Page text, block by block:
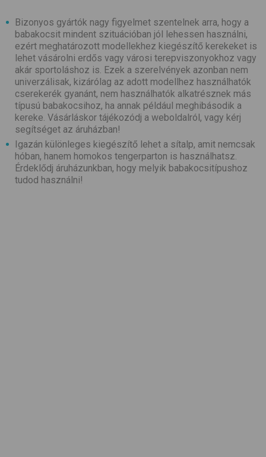
Bizonyos gyártók nagy figyelmet szentelnek arra, hogy a
babakocsit mindent szituációban jól lehessen használni,
ezért meghatározott modellekhez kiegészítő kerekeket is
lehet vásárolni erdős vagy városi terepviszonyokhoz vagy
akár sportoláshoz is. Ezek a szerelvények azonban nem
univerzálisak, kizárólag az adott modellhez használhatók
cserekerék gyanánt, nem használhatók alkatrésznek más
típusú babakocsihoz, ha annak például meghibásodik a
kereke. Vásárláskor tájékozódj a weboldalról, vagy kérj
segítséget az áruházban!
Igazán különleges kiegészítő lehet a sítalp, amit nemcsak
hóban, hanem homokos tengerparton is használhatsz.
Érdeklődj áruházunkban, hogy melyik babakocsitípushoz
tudod használni!